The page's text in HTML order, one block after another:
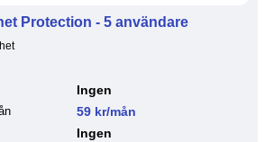
Protection - 5 användare
Ingen
59 kr/mån
Ingen